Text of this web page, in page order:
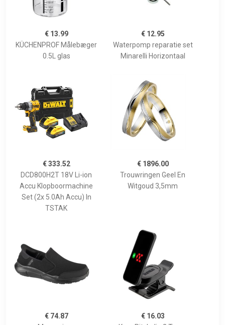
€ 13.99
KÜCHENPROF Målebæger
0.5L glas
€ 12.95
Waterpomp reparatie set
Minarelli Horizontaal
€ 333.52
DCD800H2T 18V Li-ion
Accu Klopboormachine
Set (2x 5.0Ah Accu) In
TSTAK
€ 1896.00
Trouwringen Geel En
Witgoud 3,5mm
€ 74.87
€ 16.03